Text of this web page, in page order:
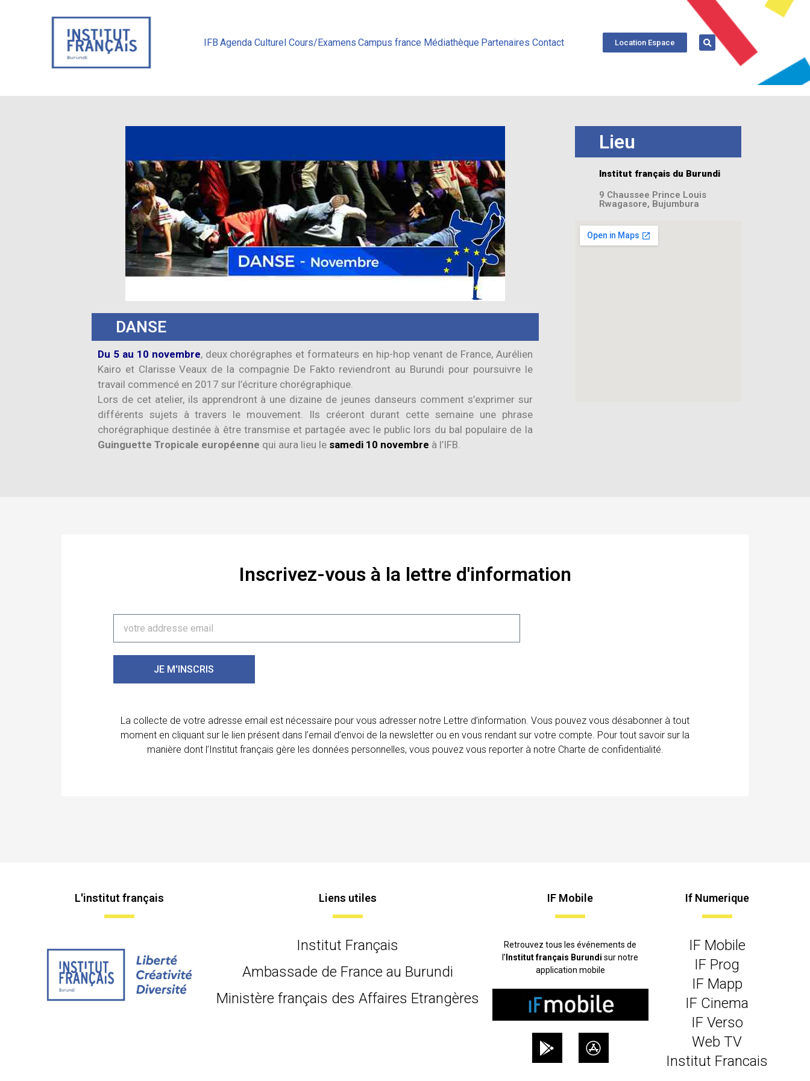
IFB Agenda Culturel Cours/Examens Campus france Médiathèque Partenaires Contact Location Espace
DANSE
Du 5 au 10 novembre, deux chorégraphes et formateurs en hip-hop venant de France, Aurélien
Kairo et Clarisse Veaux de la compagnie De Fakto reviendront au Burundi pour poursuivre le
travail commencé en 2017 sur l’écriture chorégraphique.
Lors de cet atelier, ils apprendront à une dizaine de jeunes danseurs comment s’exprimer sur
différents sujets à travers le mouvement. Ils créeront durant cette semaine une phrase
chorégraphique destinée à être transmise et partagée avec le public lors du bal populaire de la
Guinguette Tropicale européenne qui aura lieu le samedi 10 novembre à l’IFB.
Lieu
Institut français du Burundi
9 Chaussee Prince Louis
Rwagasore, Bujumbura
Inscrivez-vous à la lettre d'information
JE M'INSCRIS
La collecte de votre adresse email est nécessaire pour vous adresser notre Lettre d’information. Vous pouvez vous désabonner à tout
moment en cliquant sur le lien présent dans l’email d’envoi de la newsletter ou en vous rendant sur votre compte. Pour tout savoir sur la
manière dont l’Institut français gère les données personnelles, vous pouvez vous reporter à notre Charte de confidentialité.
L'institut français Liens utiles
Institut Français
Ambassade de France au Burundi
Ministère français des Affaires Etrangères
IF Mobile
Retrouvez tous les événements de
l’ Institut français Burundisur notre
application mobile
If Numerique
IF Mobile
IF Prog
IF Mapp
IF Cinema
IF Verso
Web TV
Institut Francais